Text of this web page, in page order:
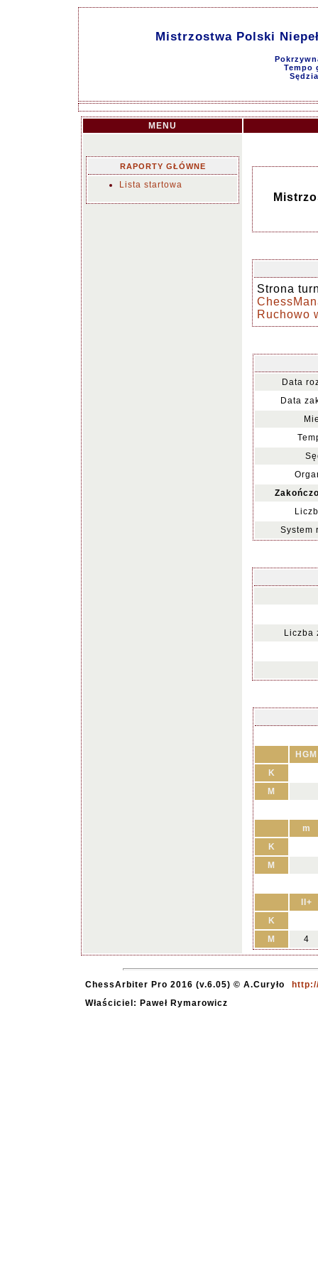
Mistrzostwa Polski
Tempo
MENU
RAPORTY GŁÓWNE
Lista startowa
Strona
Ruchowo
Data
Data
System
Liczba
HGM
K
M
m
K
M
II+
K
M
4
ChessArbiter Pro 2016 (v.6.05) © A.Curyło
Właściciel: Paweł Rymarowicz